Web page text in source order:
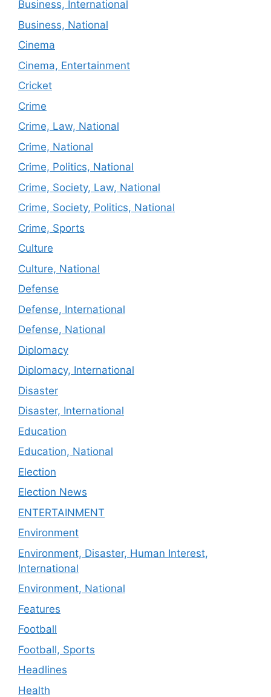
Business, International
Business, National
Cinema
Cinema, Entertainment
Cricket
Crime
Crime, Law, National
Crime, National
Crime, Politics, National
Crime, Society, Law, National
Crime, Society, Politics, National
Crime, Sports
Culture
Culture, National
Defense
Defense, International
Defense, National
Diplomacy
Diplomacy, International
Disaster
Disaster, International
Education
Education, National
Election
Election News
ENTERTAINMENT
Environment
Environment, Disaster, Human Interest,
International
Environment, National
Features
Football
Football, Sports
Headlines
Health